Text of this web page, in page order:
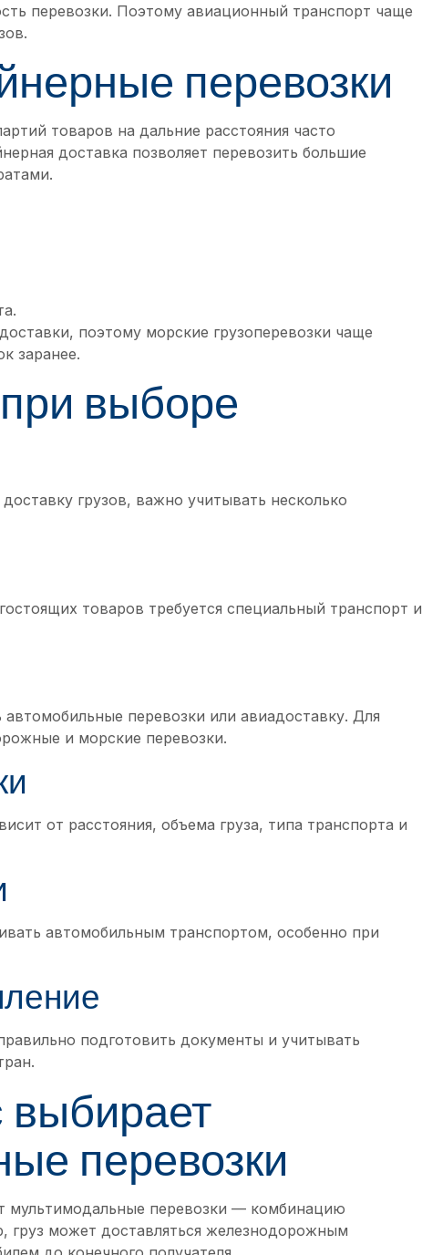
перевозки. Поэтому авиационный транспорт чаще
перевозки
товаров на дальние расстояния часто
доставка позволяет перевозить большие
поэтому морские грузоперевозки чаще
заранее.
выборе
грузов, важно учитывать несколько
товаров требуется специальный транспорт и
перевозки или авиадоставку. Для
и морские перевозки.
от расстояния, объема груза, типа транспорта и
автомобильным транспортом, особенно при
подготовить документы и учитывать
выбирает
перевозки
мультимодальные перевозки — комбинацию
груз может доставляться железнодорожным